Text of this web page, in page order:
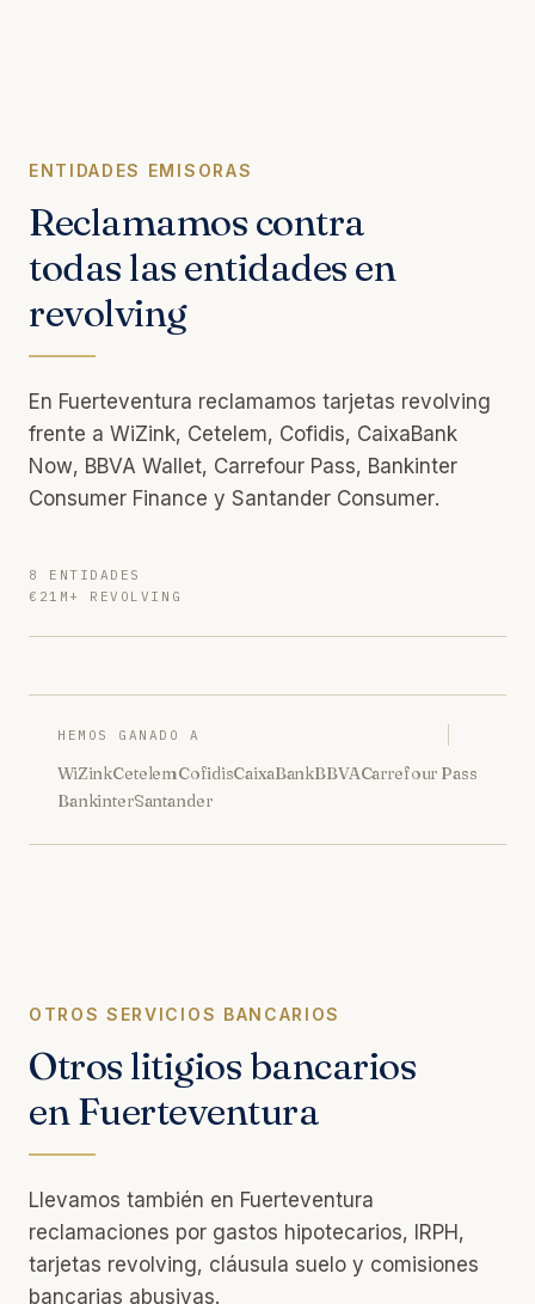
ENTIDADES EMISORAS
Reclamamos contra
todas las entidades en
revolving
En Fuerteventura reclamamos tarjetas revolving
frente a WiZink, Cetelem, Cofidis, CaixaBank
Now, BBVA Wallet, Carrefour Pass, Bankinter
Consumer Finance y Santander Consumer.
8 ENTIDADES
€21M+ REVOLVING
HEMOS GANADO A
WiZinkCetelemCofidisCaixaBankBBVACarrefour Pass
BankinterSantander
OTROS SERVICIOS BANCARIOS
Otros litigios bancarios
en Fuerteventura
Llevamos también en Fuerteventura
reclamaciones por gastos hipotecarios, IRPH,
tarjetas revolving, cláusula suelo y comisiones
bancarias abusivas.